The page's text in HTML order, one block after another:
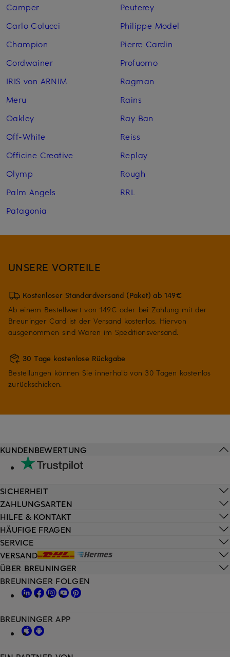
Camper
Carlo Colucci
Champion
Cordwainer
IRIS von ARNIM
Meru
Oakley
Off-White
Officine Creative
Olymp
Palm Angels
Patagonia
Peuterey
Philippe Model
Pierre Cardin
Profuomo
Ragman
Rains
Ray Ban
Reiss
Replay
Rough
RRL
UNSERE VORTEILE
Kostenloser Standardversand (Paket) ab 149€
Ab einem Bestellwert von 149€ oder bei Zahlung mit der
Breuninger Card ist der Versand kostenlos. Hiervon
ausgenommen sind Waren im Speditionsversand.
30 Tage kostenlose Rückgabe
Bestellungen können Sie innerhalb von 30 Tagen kostenlos
zurückschicken.
HILFE & KONTAKT
HÄUFIGE FRAGEN
SERVICE
VERSAND
KUNDENBEWERTUNG
SICHERHEIT
ZAHLUNGSARTEN
ÜBER BREUNINGER
BREUNINGER FOLGEN
BREUNINGER APP